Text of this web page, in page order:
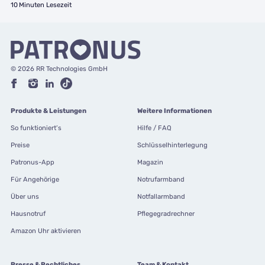
10 Minuten Lesezeit
© 2026 RR Technologies GmbH
Produkte & Leistungen
So funktioniert’s
Preise
Patronus-App
Für Angehörige
Über uns
Hausnotruf
Amazon Uhr aktivieren
Weitere Informationen
Hilfe / FAQ
Schlüsselhinterlegung
Magazin
Notrufarmband
Notfallarmband
Pflegegradrechner